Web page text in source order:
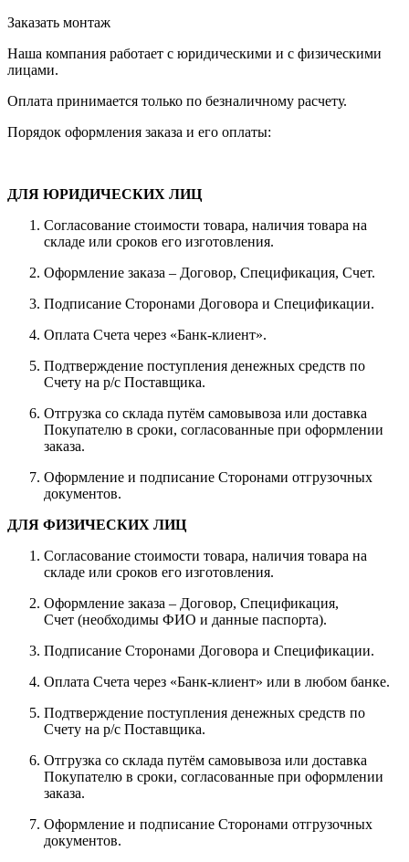
Заказать монтаж
Наша компания работает с юридическими и с физическими
лицами.
Оплата принимается только по безналичному расчету.
Порядок оформления заказа и его оплаты:
ДЛЯ ЮРИДИЧЕСКИХ ЛИЦ
Согласование стоимости товара, наличия товара на
складе или сроков его изготовления.
Оформление заказа – Договор, Спецификация, Счет.
Подписание Сторонами Договора и Спецификации.
Оплата Счета через «Банк-клиент».
Подтверждение поступления денежных средств по
Счету на р/с Поставщика.
Отгрузка со склада путём самовывоза или доставка
Покупателю в сроки, согласованные при оформлении
заказа.
Оформление и подписание Сторонами отгрузочных
документов.
ДЛЯ ФИЗИЧЕСКИХ ЛИЦ
Согласование стоимости товара, наличия товара на
складе или сроков его изготовления.
Оформление заказа – Договор, Спецификация,
Счет (необходимы ФИО и данные паспорта).
Подписание Сторонами Договора и Спецификации.
Оплата Счета через «Банк-клиент» или в любом банке.
Подтверждение поступления денежных средств по
Счету на р/с Поставщика.
Отгрузка со склада путём самовывоза или доставка
Покупателю в сроки, согласованные при оформлении
заказа.
Оформление и подписание Сторонами отгрузочных
документов.